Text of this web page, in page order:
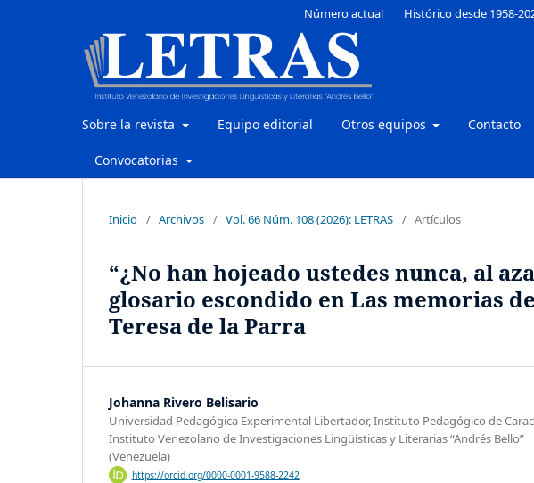
Sobre la revista Equipo editorial Otros equipos Contacto
Convocatorias
Número actual Histórico desde 1958-
Inicio / Archivos / Vol. 66 Núm. 108 (2026): LETRAS / Artículos
“¿No han hojeado ustedes nunca, al
glosario escondido en Las memorias
Teresa de la Parra
Johanna Rivero Belisario
Universidad Pedagógica Experimental Libertador, Instituto Pedagógico de
Instituto Venezolano de Investigaciones Lingüísticas y Literarias “Andrés Bello”
(Venezuela)
https://orcid.org/0000-0001-9588-2242